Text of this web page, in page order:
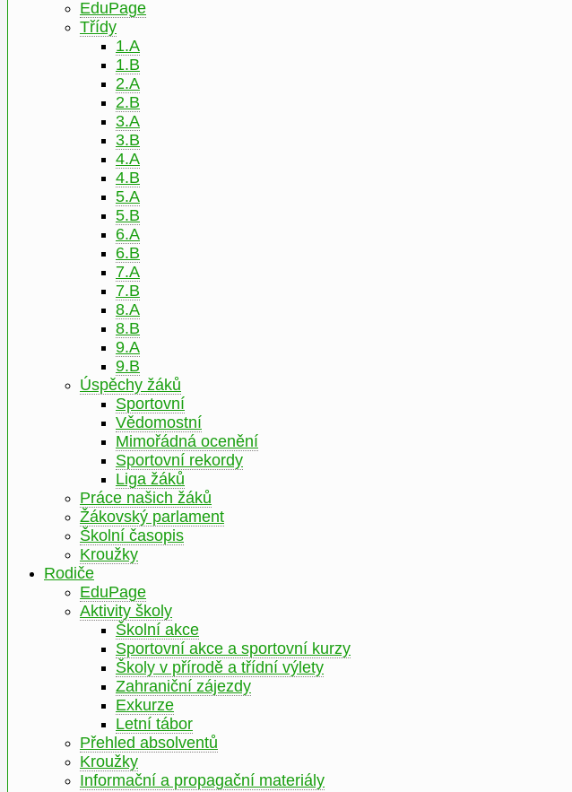
EduPage
Třídy
1.A
1.B
2.A
2.B
3.A
3.B
4.A
4.B
5.A
5.B
6.A
6.B
7.A
7.B
8.A
8.B
9.A
9.B
Úspěchy žáků
Sportovní
Vědomostní
Mimořádná ocenění
Sportovní rekordy
Liga žáků
Práce našich žáků
Žákovský parlament
Školní časopis
Kroužky
Rodiče
EduPage
Aktivity školy
Školní akce
Sportovní akce a sportovní kurzy
Školy v přírodě a třídní výlety
Zahraniční zájezdy
Exkurze
Letní tábor
Přehled absolventů
Kroužky
Informační a propagační materiály